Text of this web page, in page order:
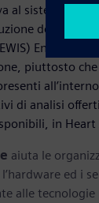
al sistema,
dei
Engineer.
piuttosto
di analisi
in
aiuta le
ed i
alle